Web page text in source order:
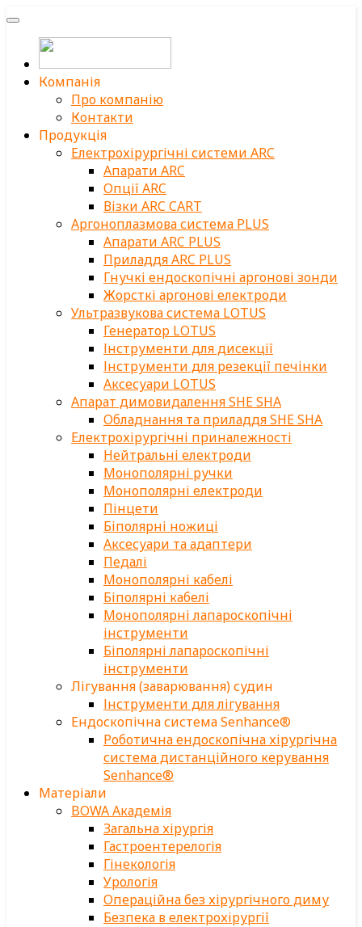
Компанія
Про компанію
Контакти
Продукція
Електрохірургічні системи ARC
Апарати ARC
Опції ARC
Візки ARC CART
Аргоноплазмова система PLUS
Апарати ARC PLUS
Приладдя ARC PLUS
Гнучкі ендоскопічні аргонові зонди
Жорсткі аргонові електроди
Ультразвукова система LOTUS
Генератор LOTUS
Інструменти для дисекції
Інструменти для резекції печінки
Аксесуари LOTUS
Апарат димовидалення SHE SHA
Обладнання та приладдя SHE SHA
Електрохірургічні приналежності
Нейтральні електроди
Монополярні ручки
Монополярні електроди
Пінцети
Біполярні ножиці
Аксесуари та адаптери
Педалі
Монополярні кабелі
Біполярні кабелі
Монополярні лапароскопічні
інструменти
Біполярні лапароскопічні
інструменти
Лігування (заварювання) судин
Інструменти для лігування
Ендоскопічна система Senhance®
Роботична ендоскопічна хірургічна
система дистанційного керування
Senhance®
Матеріали
BOWA Академія
Загальна хірургія
Гастроентерелогія
Гінекологія
Урологія
Операційна без хірургічного диму
Безпека в електрохірургії